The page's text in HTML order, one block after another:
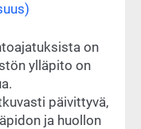
on
ylläpito on
päivittyvä,
ja huollon